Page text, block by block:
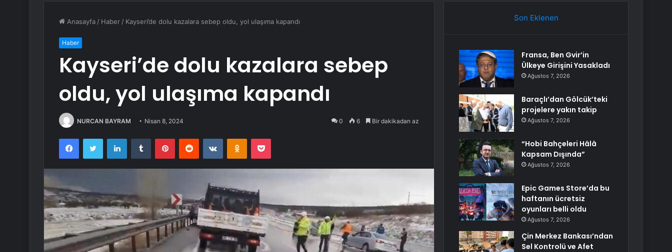
Anasayfa / Haber / Kayseri’de dolu kazalara sebep oldu, yol ulaşıma kapandı
Haber
Kayseri’de dolu kazalara sebep
oldu, yol ulaşıma kapandı
NURCAN BAYRAM Nisan 8, 2024 0 6 Bir dakikadan az
FacebookTwitter LinkedInTumblr PinterestReddit VKontakteOdnoklassniki
Pocket
Son Eklenen
Fransa, Ben Gvir’in
Ülkeye Girişini Yasakladı
Ağustos 7, 2026
Baraçlı’dan Gölcük’teki
projelere yakın takip
Ağustos 7, 2026
“Hobi Bahçeleri Hâlâ
Kapsam Dışında”
Ağustos 7, 2026
Epic Games Store’da bu
haftanın ücretsiz
oyunları belli oldu
Ağustos 7, 2026
Çin Merkez Bankası’ndan
Sel Kontrolü ve Afet